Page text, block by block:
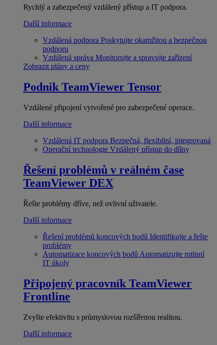
Rychlý a zabezpečený vzdálený přístup a IT podpora.
Další informace
Vzdálená podpora Poskytujte okamžitou a bezpečnou
podporu
Vzdálená správa Monitorujte a spravujte zařízení
Zobrazit plány a ceny
Podnik TeamViewer Tensor
Vzdálené připojení vytvořené pro zabezpečené operace.
Další informace
Vzdálená IT podpora Bezpečná, flexibilní, integrovaná
Operační technologie Vzdálený přístup do dílny
Řešení problémů v reálném čase
TeamViewer DEX
Řešte problémy dříve, než ovlivní uživatele.
Další informace
Řešení problémů koncových bodů Identifikujte a řešte
problémy
Automatizace koncových bodů Automatizujte rutinní
IT úkoly
Připojený pracovník TeamViewer
Frontline
Zvyšte efektivitu s průmyslovou rozšířenou realitou.
Další informace